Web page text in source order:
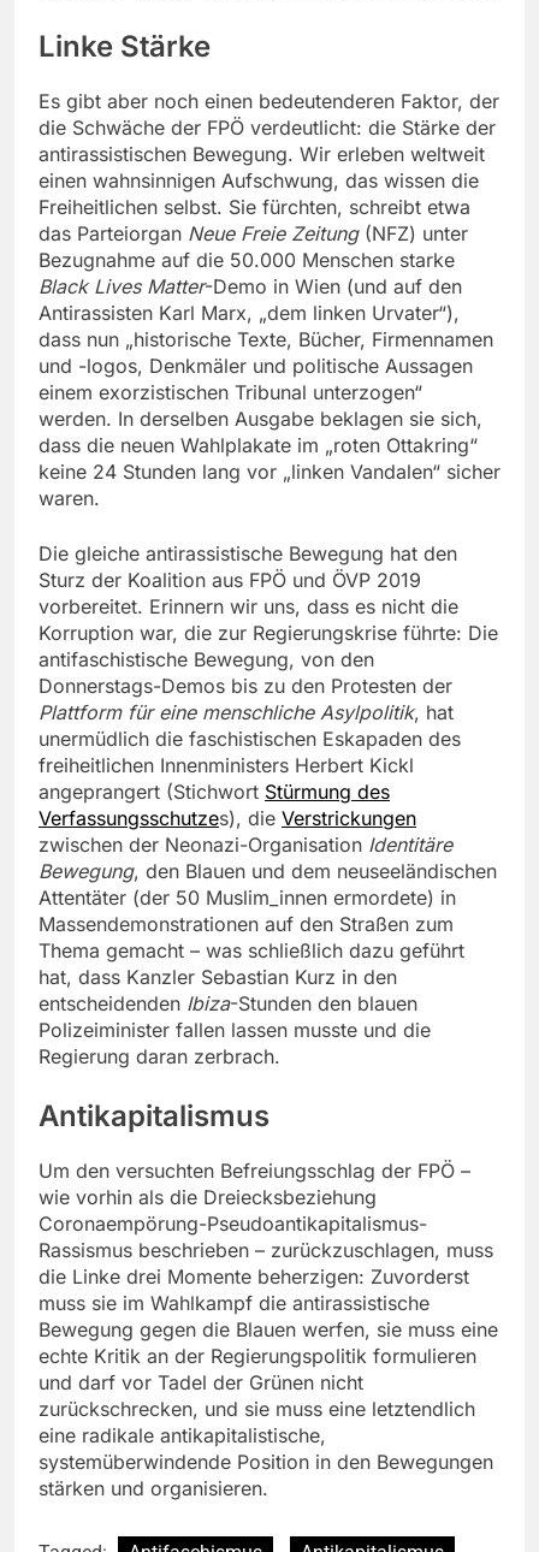
Linke Stärke
Es gibt aber noch einen bedeutenderen Faktor, der
die Schwäche der FPÖ verdeutlicht: die Stärke der
antirassistischen Bewegung. Wir erleben weltweit
einen wahnsinnigen Aufschwung, das wissen die
Freiheitlichen selbst. Sie fürchten, schreibt etwa
das Parteiorgan Neue Freie Zeitung(NFZ) unter
Bezugnahme auf die 50.000 Menschen starke
Black Lives Matter-Demo in Wien (und auf den
Antirassisten Karl Marx, „dem linken Urvater“),
dass nun „historische Texte, Bücher, Firmennamen
und -logos, Denkmäler und politische Aussagen
einem exorzistischen Tribunal unterzogen“
werden. In derselben Ausgabe beklagen sie sich,
dass die neuen Wahlplakate im „roten Ottakring“
keine 24 Stunden lang vor „linken Vandalen“ sicher
waren.
Die gleiche antirassistische Bewegung hat den
Sturz der Koalition aus FPÖ und ÖVP 2019
vorbereitet. Erinnern wir uns, dass es nicht die
Korruption war, die zur Regierungskrise führte: Die
antifaschistische Bewegung, von den
Donnerstags-Demos bis zu den Protesten der
Plattform für eine menschliche Asylpolitik, hat
unermüdlich die faschistischen Eskapaden des
freiheitlichen Innenministers Herbert Kickl
angeprangert (Stichwort Stürmung des
Verfassungsschutzes), die Verstrickungen
zwischen der Neonazi-Organisation Identitäre
Bewegung, den Blauen und dem neuseeländischen
Attentäter (der 50 Muslim_innen ermordete) in
Massendemonstrationen auf den Straßen zum
Thema gemacht – was schließlich dazu geführt
hat, dass Kanzler Sebastian Kurz in den
entscheidenden Ibiza-Stunden den blauen
Polizeiminister fallen lassen musste und die
Regierung daran zerbrach.
Antikapitalismus
Um den versuchten Befreiungsschlag der FPÖ –
wie vorhin als die Dreiecksbeziehung
Coronaempörung-Pseudoantikapitalismus-
Rassismus beschrieben – zurückzuschlagen, muss
die Linke drei Momente beherzigen: Zuvorderst
muss sie im Wahlkampf die antirassistische
Bewegung gegen die Blauen werfen, sie muss eine
echte Kritik an der Regierungspolitik formulieren
und darf vor Tadel der Grünen nicht
zurückschrecken, und sie muss eine letztendlich
eine radikale antikapitalistische,
systemüberwindende Position in den Bewegungen
stärken und organisieren.